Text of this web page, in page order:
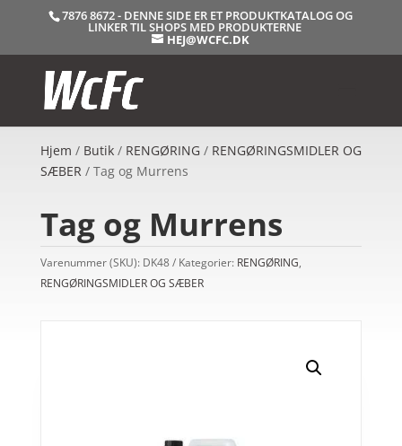
7876 8672 - DENNE SIDE ER ET PRODUKTKATALOG OG
LINKER TIL SHOPS MED PRODUKTERNE
HEJ@WCFC.DK
Hjem / Butik/ RENGØRING/ RENGØRINGSMIDLER OG
SÆBER/ Tag og Murrens
Tag og Murrens
Varenummer (SKU): DK48 Kategorier: RENGØRING,
RENGØRINGSMIDLER OG SÆBER